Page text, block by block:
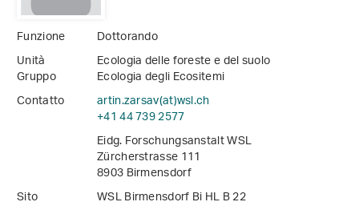
Funzione
Dottorando
Unità
Ecologia delle foreste e del suolo
Gruppo
Ecologia degli Ecositemi
Contatto
artin.zarsav(at)wsl.ch
+41 44 739 2577
Eidg. Forschungsanstalt WSL
Zürcherstrasse 111
8903 Birmensdorf
Sito
WSL Birmensdorf Bi HL B 22